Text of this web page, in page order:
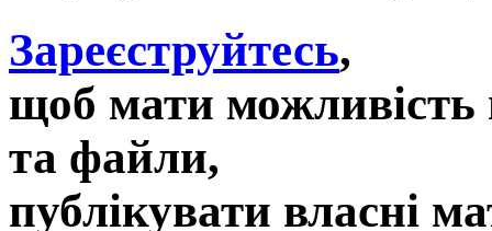
Зареєструйтесь,
щоб мати можливість
та файли,
публікувати власні